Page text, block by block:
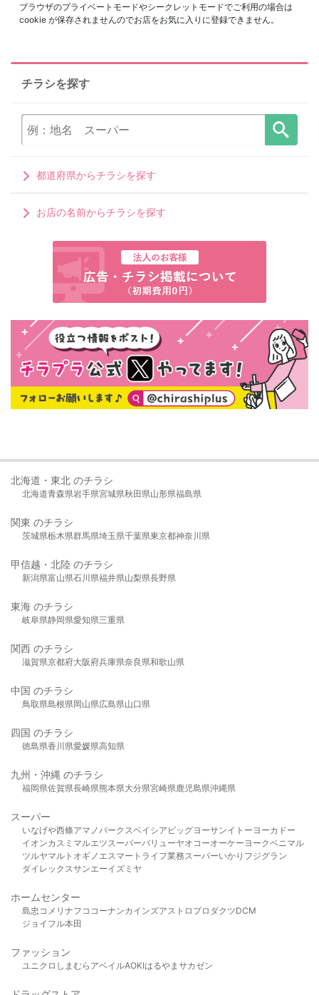
ブラウザのプライベートモードやシークレットモードでご利用の場合は
cookie が保存されませんのでお店をお気に入りに登録できません。
チラシを探す
都道府県からチラシを探す
お店の名前からチラシを探す
北海道・東北 のチラシ
北海道青森県岩手県宮城県秋田県山形県福島県
関東 のチラシ
茨城県栃木県群馬県埼玉県千葉県東京都神奈川県
甲信越・北陸 のチラシ
新潟県富山県石川県福井県山梨県長野県
東海 のチラシ
岐阜県静岡県愛知県三重県
関西 のチラシ
滋賀県京都府大阪府兵庫県奈良県和歌山県
中国 のチラシ
鳥取県島根県岡山県広島県山口県
四国 のチラシ
徳島県香川県愛媛県高知県
九州・沖縄 のチラシ
福岡県佐賀県長崎県熊本県大分県宮崎県鹿児島県沖縄県
スーパー
いなげや西條アマノパークスベイシア ビッグヨーサンイトーヨーカドー
イオンカスミ マルエツスーパーバリューヤオコーオーケー ヨークベニマル
ツルヤマルト オギノ エスマート ライフ業務スーパーいかり フジグラン
ダイレックスサンエーイズミヤ
ホームセンター
島忠 コメリ ナフコ コーナンカインズアストロプロダクツDCM
ジョイフル本田
ファッション
ユニクロ しまむら アベイルAOKIはるやま サカゼン